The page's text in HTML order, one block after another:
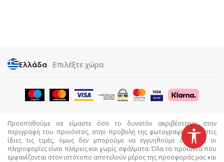
Ελλάδα Επιλέξτε χώρα
Προσπαθούμε να είμαστε όσο το δυνατόν ακριβέστεροι στην
περιγραφή του προϊόντος, στην προβολή της φωτογραφίας και στις
ίδιες τις τιμές, όμως δεν μπορούμε να εγγυηθούμε ότι όλες οι
πληροφορίες είναι πλήρεις και χωρίς σφάλματα. Όλα τα προϊόντα που
εμφανίζονται στον ιστότοπο αποτελούν μέρος της προσφοράς μας και